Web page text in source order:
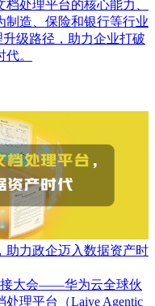
处理平台的核心能力、
制造、保险和银行等行业
级路径，助力企业打破
。
助力政企迈入数据资产时
接大会——华为云全球伙
理平台（Laiye Agentic